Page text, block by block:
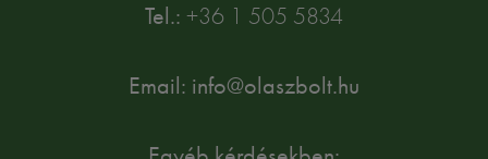
Tel.: +36 1 505 5834
Email: info@olaszbolt.hu